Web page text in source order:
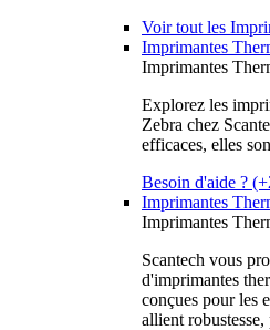
Voir tout les
Imprimantes
Imprimantes
Explorez les
Zebra chez
efficaces, elles
Besoin d'aide ?
Imprimantes
Imprimantes
Scantech vous
d'imprimantes
conçues pour les
allient